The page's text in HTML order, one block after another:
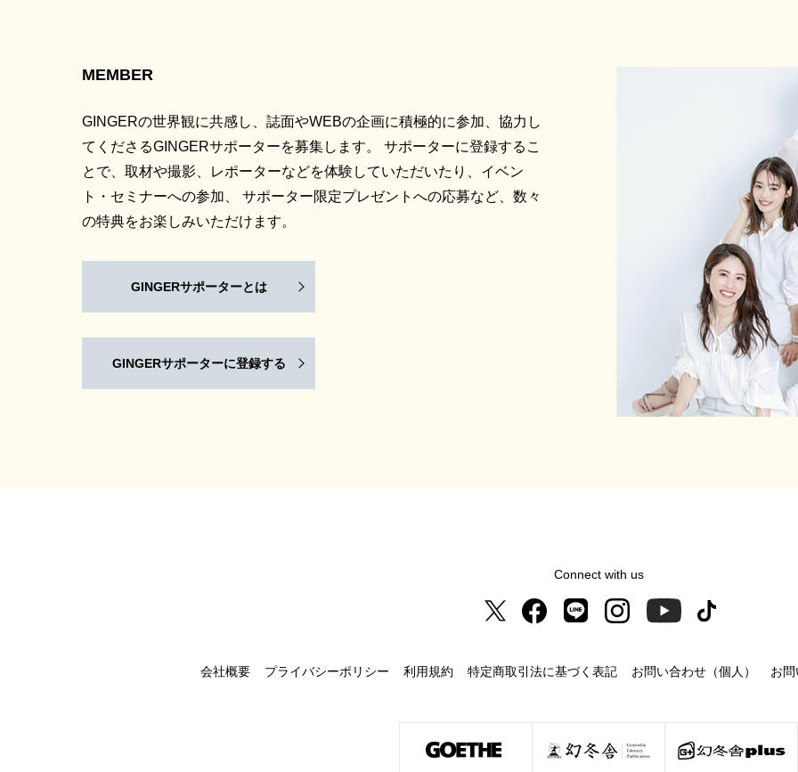
MEMBER
GINGERの世界観に共感し、誌面やWEBの企画に積極的に参加、協力し
てくださるGINGERサポーターを募集します。 サポーターに登録するこ
とで、取材や撮影、レポーターなどを体験していただいたり、イベン
ト・セミナーへの参加、 サポーター限定プレゼントへの応募など、数々
の特典をお楽しみいただけます。
GINGERサポーターとは
GINGERサポーターに登録する
Connect with us
会社概要 プライバシーポリシー 利用規約 特定商取引法に基づく表記 お問い合わせ（個人） お